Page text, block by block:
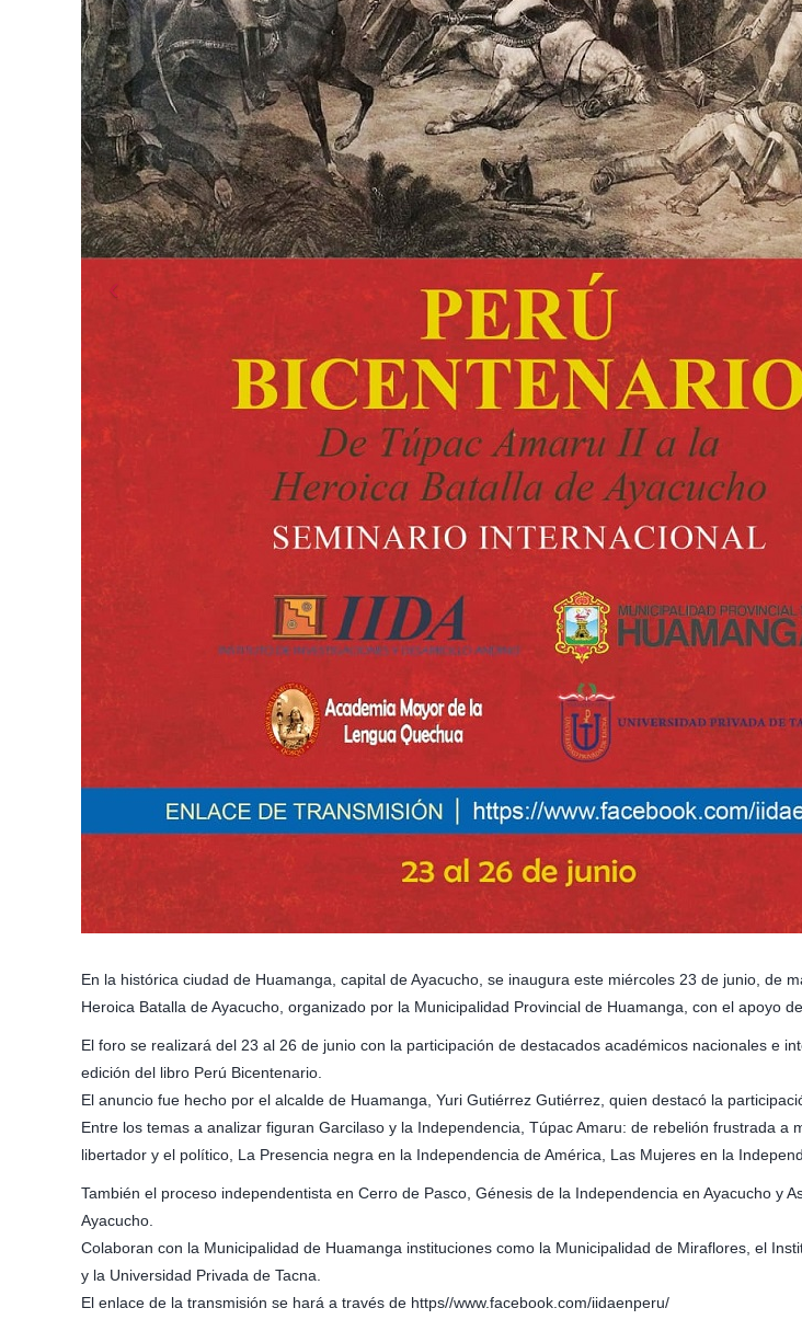
En la histórica ciudad de Huamanga, capital de Ayacucho, se inaugura este miércoles 23 de junio, de
Heroica Batalla de Ayacucho, organizado por la Municipalidad Provincial de Huamanga, con el apoyo
El foro se realizará del 23 al 26 de junio con la participación de destacados académicos nacionales e
edición del libro Perú Bicentenario.
El anuncio fue hecho por el alcalde de Huamanga, Yuri Gutiérrez Gutiérrez, quien destacó la
Entre los temas a analizar figuran Garcilaso y la Independencia, Túpac Amaru: de rebelión frustrada
libertador y el político, La Presencia negra en la Independencia de América, Las Mujeres en la
También el proceso independentista en Cerro de Pasco, Génesis de la Independencia en Ayacucho y
Ayacucho.
Colaboran con la Municipalidad de Huamanga instituciones como la Municipalidad de Miraflores, el
y la Universidad Privada de Tacna.
El enlace de la transmisión se hará a través de https//www.facebook.com/iidaenperu/